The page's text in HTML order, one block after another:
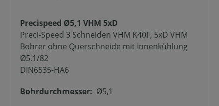
Precispeed Ø5,1 VHM 5xD
Preci-Speed 3 Schneiden VHM K40F, 5xD VHM
Bohrer ohne Querschneide mit Innenkühlung
Ø5,1/82
DIN6535-HA6
Bohrdurchmesser: Ø5,1